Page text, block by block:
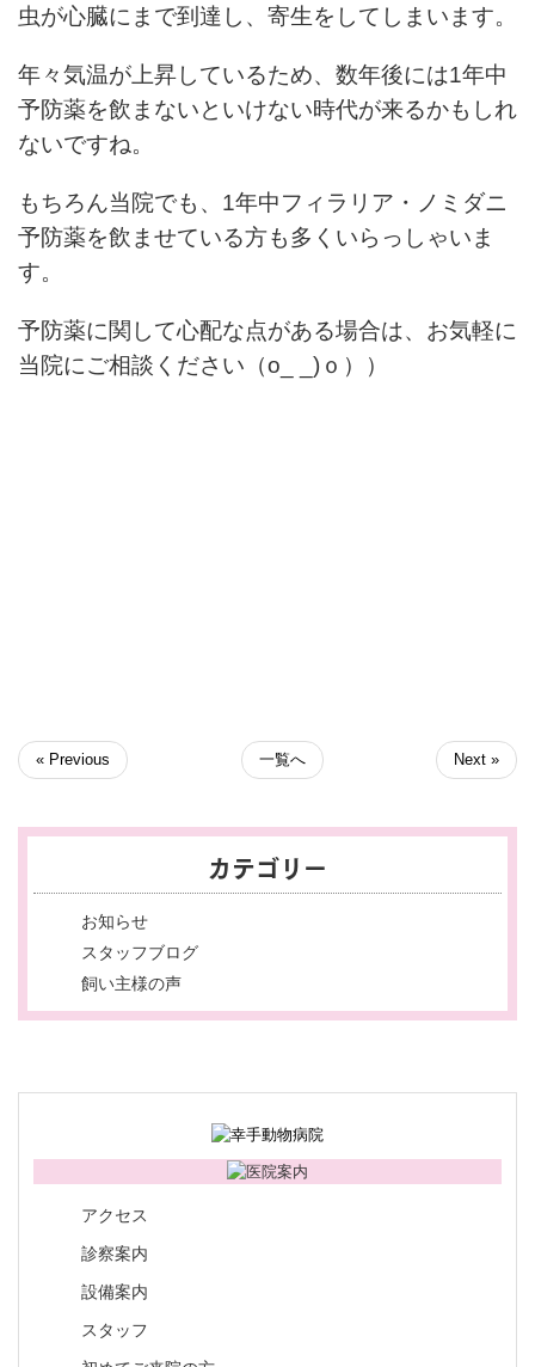
虫が心臓にまで到達し、寄生をしてしまいます。
年々気温が上昇しているため、数年後には1年中
予防薬を飲まないといけない時代が来るかもしれ
ないですね。
もちろん当院でも、1年中フィラリア・ノミダニ
予防薬を飲ませている方も多くいらっしゃいま
す。
予防薬に関して心配な点がある場合は、お気軽に
当院にご相談ください（o_ _)ｏ））
« Previous 一覧へ Next »
カテゴリー
お知らせ
スタッフブログ
飼い主様の声
アクセス
診察案内
設備案内
スタッフ